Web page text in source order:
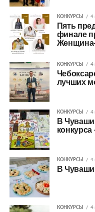
КОНКУРСЫ 4
Пять
финале
Женщина-
КОНКУРСЫ 4
лучших
КОНКУРСЫ 4
В
конкурса
КОНКУРСЫ 4
В
КОНКУРСЫ 4